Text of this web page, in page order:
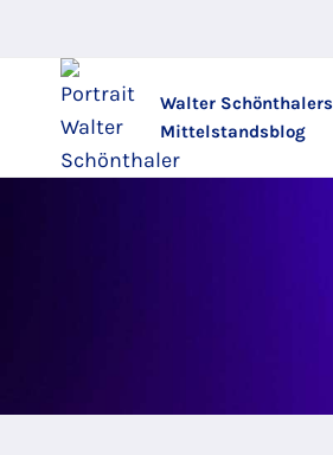
springen
Walter Schönthalers
Mittelstandsblog